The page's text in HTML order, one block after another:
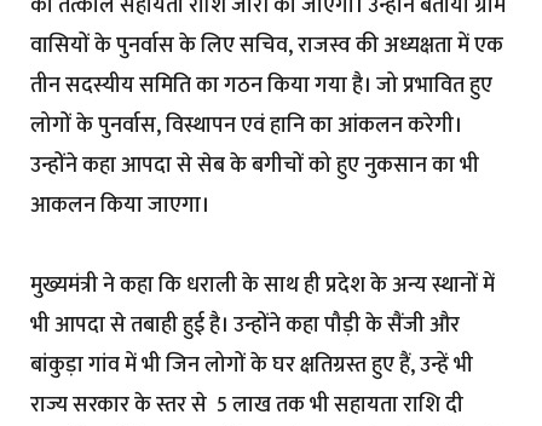
वासियों के पुनर्वास के लिए सचिव, राजस्व की अध्यक्षता में एक
तीन सदस्यीय समिति का गठन किया गया है। जो प्रभावित हुए
लोगों के पुनर्वास, विस्थापन एवं हानि का आंकलन करेगी।
उन्होंने कहा आपदा से सेब के बगीचों को हुए नुकसान का भी
आकलन किया जाएगा।
मुख्यमंत्री ने कहा कि धराली के साथ ही प्रदेश के अन्य स्थानों में
भी आपदा से तबाही हुई है। उन्होंने कहा पौड़ी के सैंजी और
बांकुड़ा गांव में भी जिन लोगों के घर क्षतिग्रस्त हुए हैं, उन्हें भी
राज्य सरकार के स्तर से ₹ 5 लाख तक भी सहायता राशि दी